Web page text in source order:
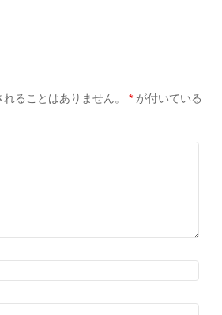
ることはありません。 * が付いている